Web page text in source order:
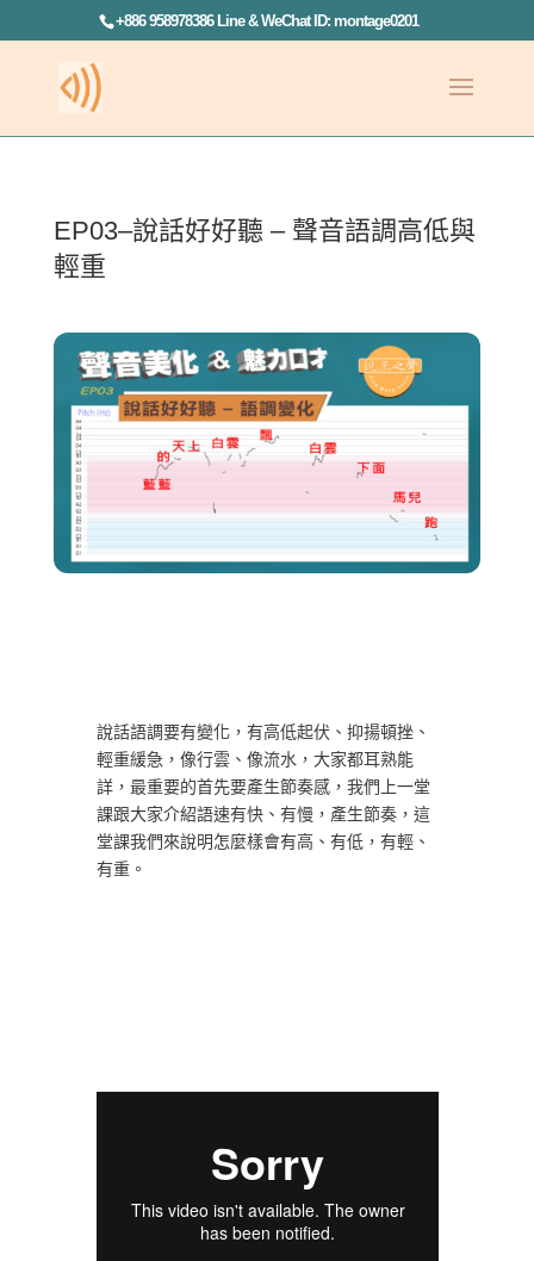
+886 958978386 Line & WeChat ID: montage0201
EP03–說話好好聽 – 聲音語調高低與
輕重
說話語調要有變化，有高低起伏、抑揚頓挫、
輕重緩急，像行雲、像流水，大家都耳熟能
詳，最重要的首先要產生節奏感，我們上一堂
課跟大家介紹語速有快、有慢，產生節奏，這
堂課我們來說明怎麼樣會有高、有低，有輕、
有重。